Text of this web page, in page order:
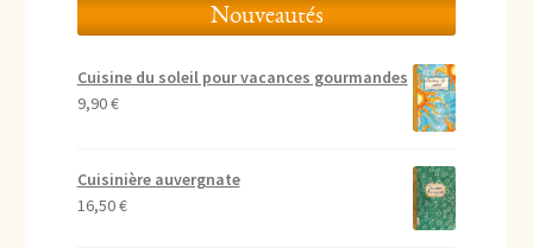
Nouveautés
Cuisine du soleil pour vacances gourmandes
9,90€
Cuisinière auvergnate
16,50€